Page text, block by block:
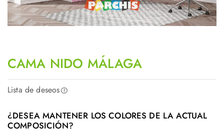
CAMA NIDO MÁLAGA
Lista de deseos
¿DESEA MANTENER LOS COLORES DE LA ACTUAL
COMPOSICIÓN?